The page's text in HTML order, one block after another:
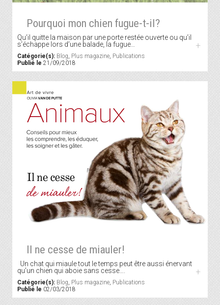
Pourquoi mon chien fugue-t-il?
Qu’il quitte la maison par une porte restée ouverte ou qu’il
s’échappe lors d’une balade, la fugue…
+
Catégorie(s): Blog, Plus magazine, Publications
Publié le 21/09/2018
Il ne cesse de miauler!
Un chat qui miaule tout le temps peut être aussi énervant
qu’un chien qui aboie sans cesse….
+
Catégorie(s): Blog, Plus magazine, Publications
Publié le 02/03/2018